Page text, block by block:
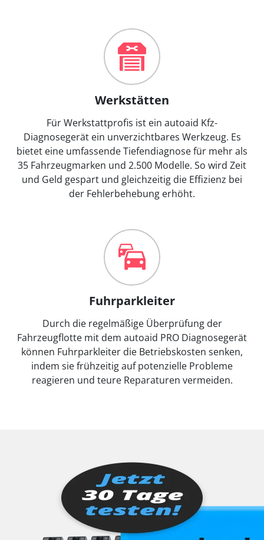
Werkstätten
Für Werkstattprofis ist ein autoaid Kfz-
Diagnosegerät ein unverzichtbares Werkzeug. Es
bietet eine umfassende Tiefendiagnose für mehr als
35 Fahrzeugmarken und 2.500 Modelle. So wird Zeit
und Geld gespart und gleichzeitig die Effizienz bei
der Fehlerbehebung erhöht.
Fuhrparkleiter
Durch die regelmäßige Überprüfung der
Fahrzeugflotte mit dem autoaid PRO Diagnosegerät
können Fuhrparkleiter die Betriebskosten senken,
indem sie frühzeitig auf potenzielle Probleme
reagieren und teure Reparaturen vermeiden.